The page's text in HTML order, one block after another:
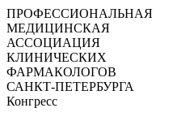
ПРОФЕССИОНАЛЬНАЯ
МЕДИЦИНСКАЯ
АССОЦИАЦИЯ
КЛИНИЧЕСКИХ
ФАРМАКОЛОГОВ
САНКТ-ПЕТЕРБУРГА
Конгресс